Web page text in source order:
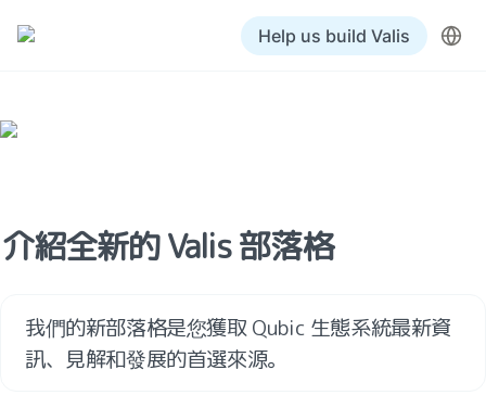
Help us build Valis
介紹全新的 Valis 部落格
我們的新部落格是您獲取 Qubic 生態系統最新資
訊、見解和發展的首選來源。